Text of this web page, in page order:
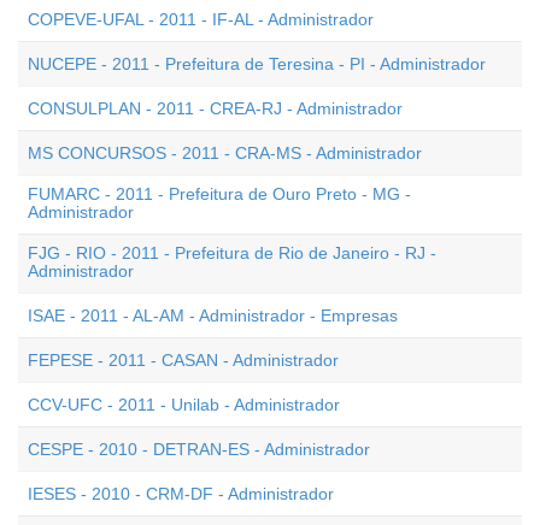
COPEVE-UFAL - 2011 - IF-AL - Administrador
NUCEPE - 2011 - Prefeitura de Teresina - PI - Administrador
CONSULPLAN - 2011 - CREA-RJ - Administrador
MS CONCURSOS - 2011 - CRA-MS - Administrador
FUMARC - 2011 - Prefeitura de Ouro Preto - MG -
Administrador
FJG - RIO - 2011 - Prefeitura de Rio de Janeiro - RJ -
Administrador
ISAE - 2011 - AL-AM - Administrador - Empresas
FEPESE - 2011 - CASAN - Administrador
CCV-UFC - 2011 - Unilab - Administrador
CESPE - 2010 - DETRAN-ES - Administrador
IESES - 2010 - CRM-DF - Administrador